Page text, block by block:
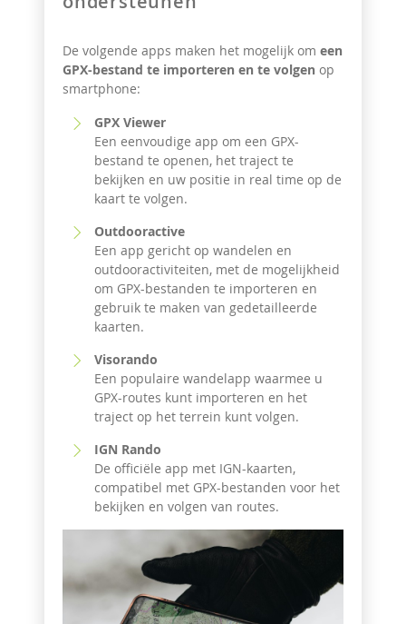
De volgende apps maken het mogelijk om een
GPX-bestand te importeren en te volgen op
smartphone:
GPX Viewer
Een eenvoudige app om een GPX-
bestand te openen, het traject te
bekijken en uw positie in real time op de
kaart te volgen.
Outdooractive
Een app gericht op wandelen en
outdooractiviteiten, met de mogelijkheid
om GPX-bestanden te importeren en
gebruik te maken van gedetailleerde
kaarten.
Visorando
Een populaire wandelapp waarmee u
GPX-routes kunt importeren en het
traject op het terrein kunt volgen.
IGN Rando
De officiële app met IGN-kaarten,
compatibel met GPX-bestanden voor het
bekijken en volgen van routes.